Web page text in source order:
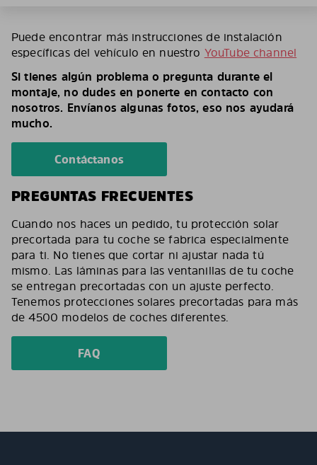
Puede encontrar más instrucciones de instalación
específicas del vehículo en nuestro YouTube channel
Si tienes algún problema o pregunta durante el
montaje, no dudes en ponerte en contacto con
nosotros. Envíanos algunas fotos, eso nos ayudará
mucho.
Contáctanos
PREGUNTAS FRECUENTES
Cuando nos haces un pedido, tu protección solar
precortada para tu coche se fabrica especialmente
para ti. No tienes que cortar ni ajustar nada tú
mismo. Las láminas para las ventanillas de tu coche
se entregan precortadas con un ajuste perfecto.
Tenemos protecciones solares precortadas para más
de 4500 modelos de coches diferentes.
FAQ